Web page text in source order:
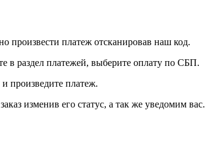
произвести платеж отсканировав наш код.
в раздел платежей, выберите оплату по СБП.
произведите платеж.
изменив его статус, а так же уведомим вас.